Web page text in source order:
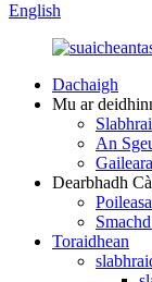
English
Dachaigh
Mu ar
An
Dearbhadh
Toraidhean